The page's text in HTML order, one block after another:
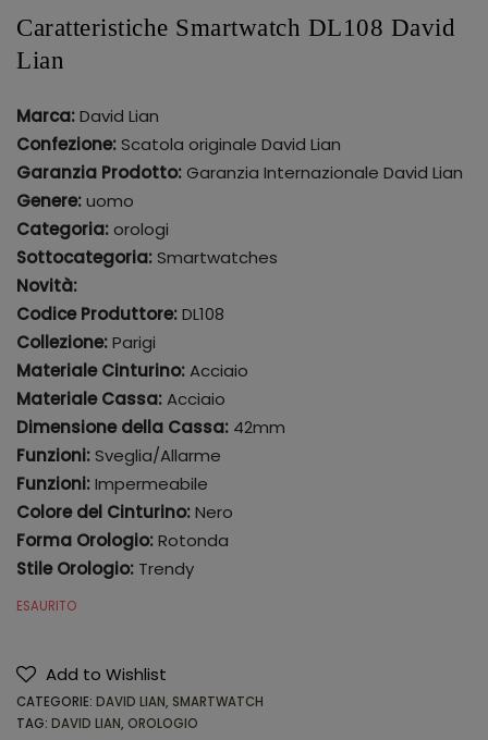
Caratteristiche Smartwatch DL108 David
Lian
Marca:David Lian
Confezione:Scatola originale David Lian
Garanzia Prodotto:Garanzia Internazionale David Lian
Genere:uomo
Categoria:orologi
Sottocategoria:Smartwatches
Novità:
Codice Produttore:DL108
Collezione:Parigi
Materiale Cinturino:Acciaio
Materiale Cassa:Acciaio
Dimensione della Cassa: 42mm
Funzioni:Sveglia/Allarme
Funzioni:Impermeabile
Colore del Cinturino:Nero
Forma Orologio:Rotonda
Stile Orologio: Trendy
ESAURITO
Add to Wishlist
CATEGORIE: DAVID LIAN, SMARTWATCH
TAG: DAVID LIAN, OROLOGIO